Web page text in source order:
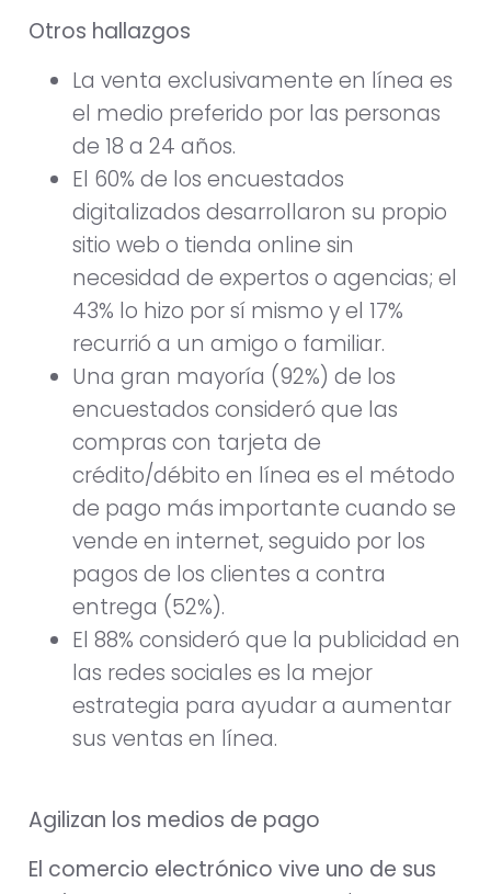
Otros hallazgos
La venta exclusivamente en línea es
el medio preferido por las personas
de 18 a 24 años.
El 60% de los encuestados
digitalizados desarrollaron su propio
sitio web o tienda online sin
necesidad de expertos o agencias; el
43% lo hizo por sí mismo y el 17%
recurrió a un amigo o familiar.
Una gran mayoría (92%) de los
encuestados consideró que las
compras con tarjeta de
crédito/débito en línea es el método
de pago más importante cuando se
vende en internet, seguido por los
pagos de los clientes a contra
entrega (52%).
El 88% consideró que la publicidad en
las redes sociales es la mejor
estrategia para ayudar a aumentar
sus ventas en línea.
Agilizan los medios de pago
El comercio electrónico vive uno de sus